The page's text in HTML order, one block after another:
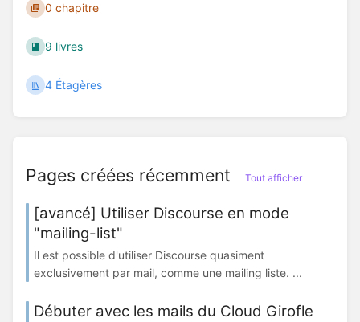
0 chapitre
9 livres
4 Étagères
Pages créées récemment Tout afficher
[avancé] Utiliser Discourse en mode
"mailing-list"
Il est possible d'utiliser Discourse quasiment
exclusivement par mail, comme une mailing liste. ...
Débuter avec les mails du Cloud Girofle